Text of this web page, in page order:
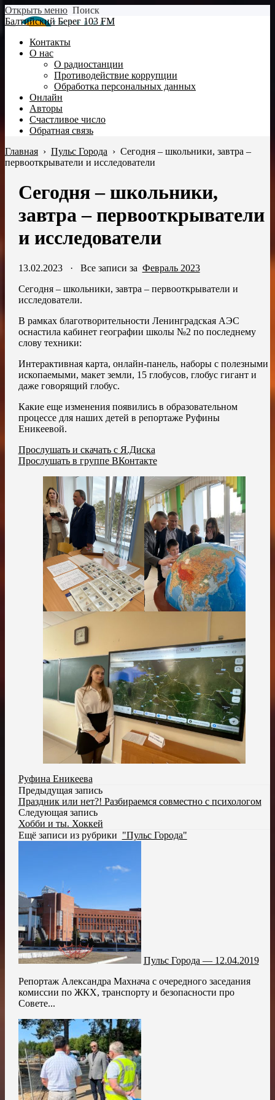
Открыть меню Поиск
Балтийский Берег 103 FM
Контакты
О нас
О радиостанции
Противодействие коррупции
Обработка персональных данных
Онлайн
Авторы
Счастливое число
Обратная связь
Главная › Пульс Города › Сегодня – школьники, завтра –
первооткрыватели и исследователи
Сегодня – школьники,
завтра – первооткрыватели
и исследователи
13.02.2023· Все записи за Февраль 2023
Сегодня – школьники, завтра – первооткрыватели и
исследователи.
В рамках благотворительности Ленинградская АЭС
оснастила кабинет географии школы №2 по последнему
слову техники:
Интерактивная карта, онлайн-панель, наборы с полезными
ископаемыми, макет земли, 15 глобусов, глобус гигант и
даже говорящий глобус.
Какие еще изменения появились в образовательном
процессе для наших детей в репортаже Руфины
Еникеевой.
Прослушать и скачать с Я.Диска
Прослушать в группе ВКонтакте
Руфина Еникеева
Предыдущая запись
Праздник или нет?! Разбираемся совместно с психологом
Следующая запись
Хобби и ты. Хоккей
Ещё записи из рубрики "Пульс Города"
Пульс Города — 12.04.2019
Репортаж Александра Махнача с очередного заседания
комиссии по ЖКХ, транспорту и безопасности про
Совете...